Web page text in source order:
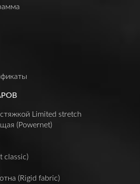
Limited stretch
(Powernet)
classic)
(Rigid fabric)